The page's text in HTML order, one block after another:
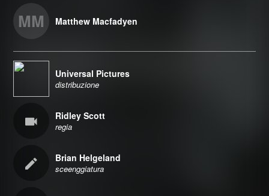
MM Matthew Macfadyen
Universal Pictures
distribuzione
Ridley Scott
regia
Brian Helgeland
sceenggiatura